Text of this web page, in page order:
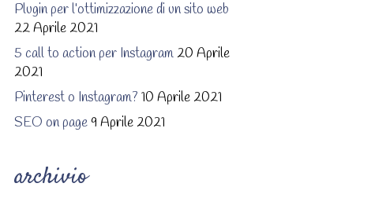
Plugin per l’ottimizzazione di un sito web
22 Aprile 2021
5 call to action per Instagram 20 Aprile
2021
Pinterest o Instagram? 10 Aprile 2021
SEO on page9 Aprile 2021
archivio